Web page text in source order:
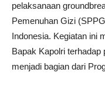
pelaksanaan
Pemenuhan Gizi
Indonesia. Kegiatan ini
Bapak Kapolri
menjadi bagian dari